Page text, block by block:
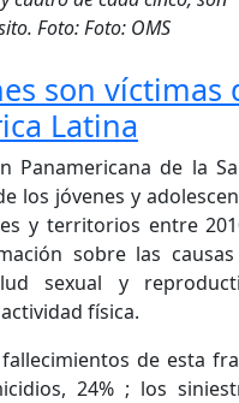
Foto: Foto: OMS
son víctimas
Latina
Panamericana de la
los jóvenes y
y territorios entre
sobre las
sexual y
física.
de esta
24% ; los